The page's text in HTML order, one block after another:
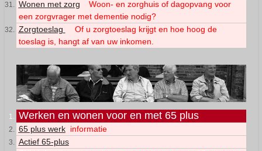
Wonen met zorg
Woon- en zorghuis of dagopvang voor
een zorgvrager met dementie nodig?
Zorgtoeslag
Of u zorgtoeslag krijgt en hoe hoog de
toeslag is, hangt af van uw inkomen.
Werken en wonen voor en met 65 plus
65 plus werk informatie
Actief 65-plus